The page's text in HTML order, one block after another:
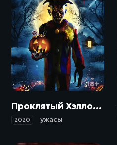
18+
Проклятый Хэллоуин / Bad Candy (2020)
2020 ужасы